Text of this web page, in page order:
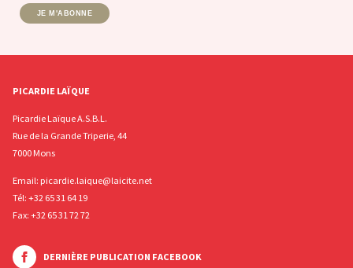
JE M'ABONNE
PICARDIE LAÏQUE
Picardie Laïque A.S.B.L.
Rue de la Grande Triperie, 44
7000 Mons
Email: picardie.laique@laicite.net
Tél: +32 65 31 64 19
Fax: +32 65 31 72 72
DERNIÈRE PUBLICATION FACEBOOK